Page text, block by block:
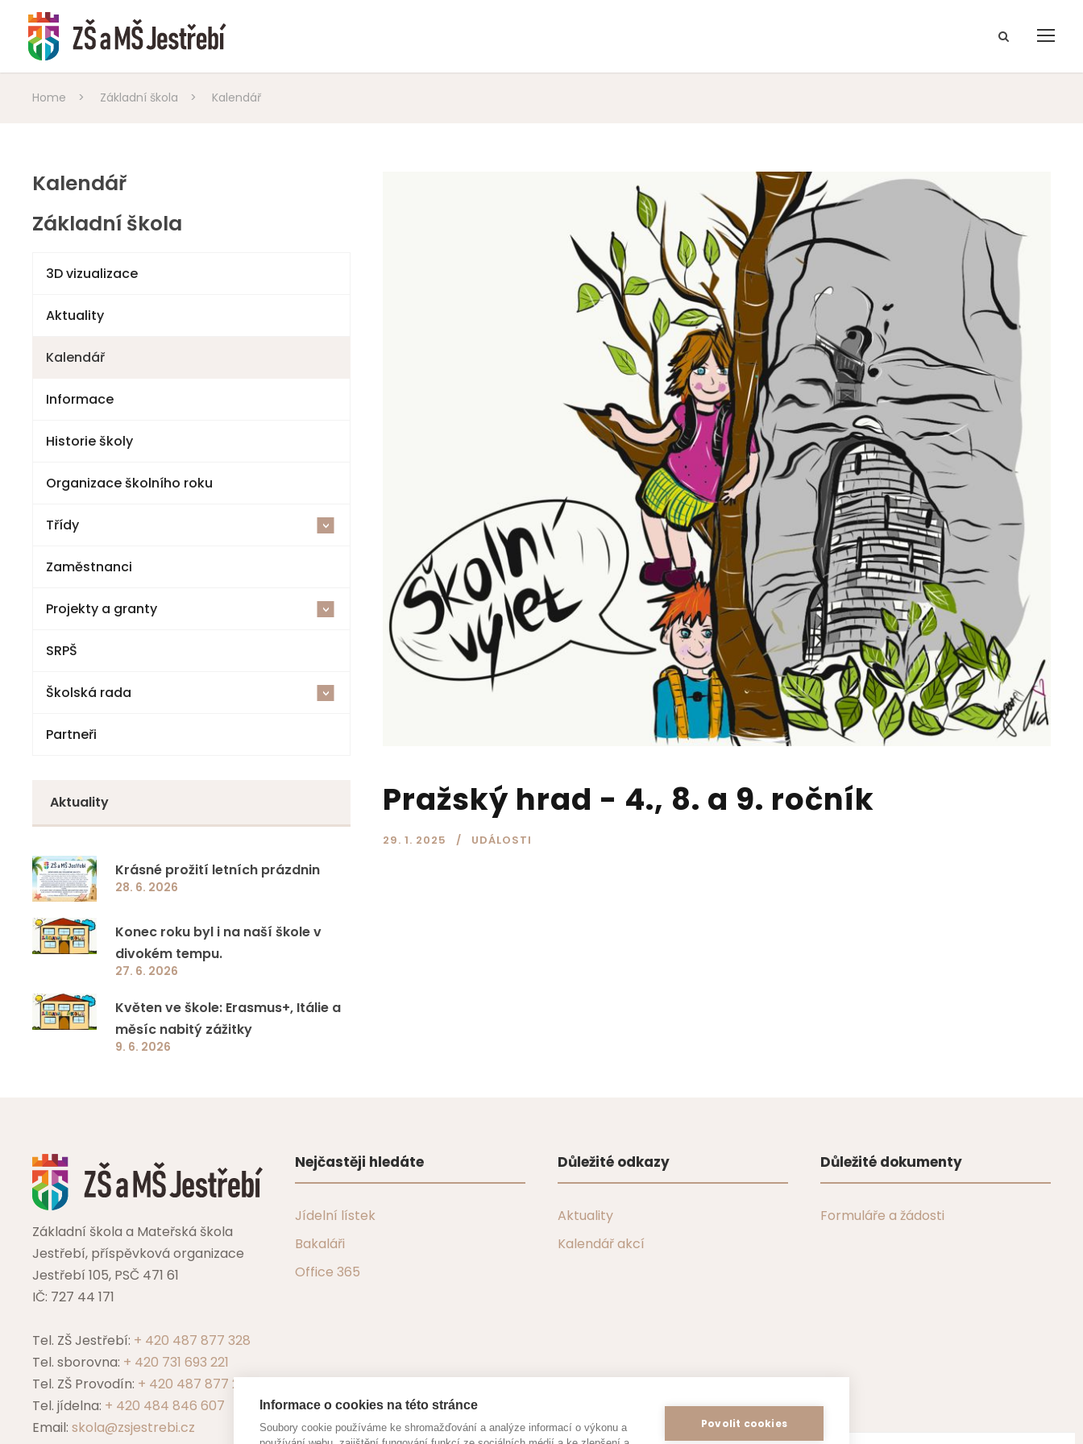
Home > Základní škola > Kalendář
Pražský hrad - 4., 8. a 9. ročník
29. 1. 2025 UDÁLOSTI
Kalendář
Základní škola
3D vizualizace
Aktuality
Kalendář
Informace
Historie školy
Organizace školního roku
Třídy <
2025-26
1. třída
2. třída
3. třída
4. třída
7. třída
8. třída
9. třída
Zaměstnanci
Projekty a granty <
Šablony V ZŠ a MŠ Jestřebí
Cvičná kuchyňka a polytechnická dílna
Národní plán obnovy – komponenta 3.1
Jazyková a přírodovědná učebna ZŠ a MŠ
Jestřebí
Ovoce a mléko do škol
Školní projekty
SRPŠ
Školská rada <
Volby
Partneři
Aktuality
Krásné prožití letních prázdnin
28. 6. 2026
Konec roku byl i na naší škole v
divokém tempu.
27. 6. 2026
Květen ve škole: Erasmus+, Itálie a
měsíc nabitý zážitky
9. 6. 2026
Základní škola a Mateřská škola
Jestřebí, příspěvková organizace
Jestřebí 105, PSČ 471 61
IČ: 727 44 171
Tel. ZŠ Jestřebí: + 420 487 877 328
Tel. sborovna: + 420 731 693 221
Tel. ZŠ Provodín: + 420 487 877 229
Tel. jídelna: + 420 484 846 607
Email: skola@zsjestrebi.cz
Nejčastěji hledáte
Jídelní lístek
Bakaláři
Office 365
Důležité odkazy
Aktuality
Kalendář akcí
Důležité dokumenty
Formuláře a žádosti
Informace o cookies na této stránce
Soubory cookie používáme ke shromažďování a analýze informací o výkonu a
Povolit cookies